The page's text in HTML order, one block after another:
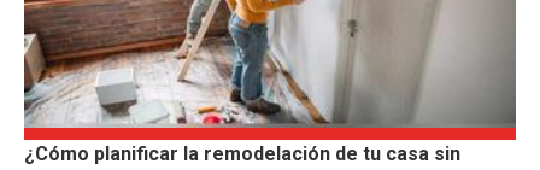
¿Cómo planificar la remodelación de tu casa sin